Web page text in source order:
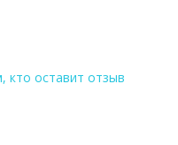
кто оставит отзыв